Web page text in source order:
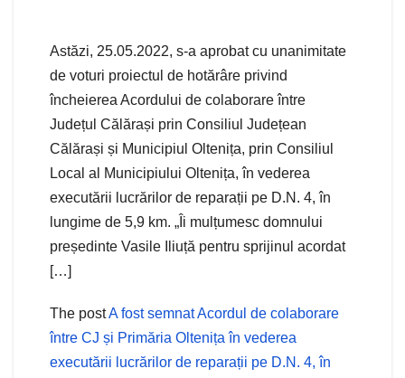
Astăzi, 25.05.2022, s-a aprobat cu unanimitate
de voturi proiectul de hotărâre privind
încheierea Acordului de colaborare între
Județul Călărași prin Consiliul Județean
Călărași și Municipiul Oltenița, prin Consiliul
Local al Municipiului Oltenița, în vederea
executării lucrărilor de reparații pe D.N. 4, în
lungime de 5,9 km. „Îi mulțumesc domnului
președinte Vasile Iliuță pentru sprijinul acordat
[…]
The postA fost semnat Acordul de colaborare
între CJ și Primăria Oltenița în vederea
executării lucrărilor de reparații pe D.N. 4, în